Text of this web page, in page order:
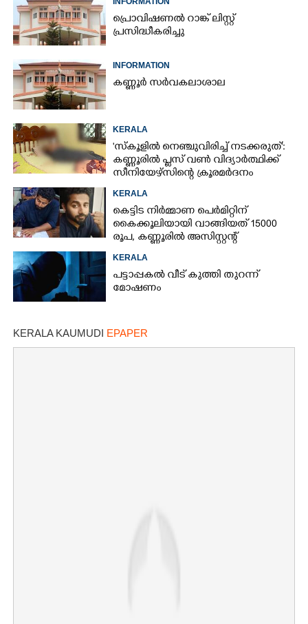
പ്രൊവിഷണൽ റാങ്ക് ലിസ്റ്റ്
പ്രസിദ്ധീകരിച്ചു
INFORMATION
കണ്ണൂർ സർവകലാശാല
KERALA
'സ്കൂളിൽ നെഞ്ചുവിരിച്ച് നടക്കരുത്':
കണ്ണൂരിൽ പ്ലസ് വൺ വിദ്യാർത്ഥിക്ക്
സീനിയേഴ്സിന്റെ ക്രൂരമർദനം
KERALA
കെട്ടിട നിർമ്മാണ പെർമിറ്റിന്
കൈക്കൂലിയായി വാങ്ങിയത് 15000
രൂപ,​ കണ്ണൂരിൽ അസിസ്റ്റന്റ്
എൻജിനീയർ പിടിയിൽ
KERALA
പട്ടാപ്പകൽ വീട് കുത്തി തുറന്ന്
മോഷണം
KERALA KAUMUDI EPAPER